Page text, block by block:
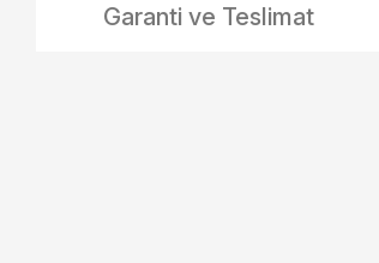
Garanti ve Teslimat